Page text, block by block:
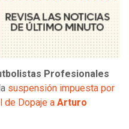
Profesionales
suspensión impuesta por
de Dopaje a Arturo